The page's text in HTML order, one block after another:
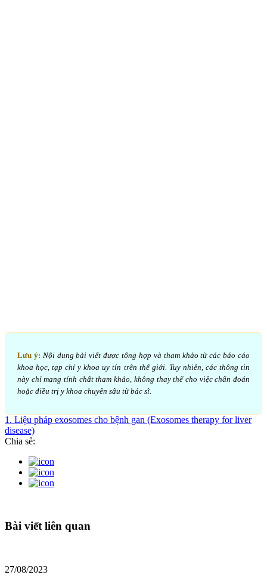
Lưu ý: Nội dung bài viết được tổng hợp và tham khảo từ các báo cáo
khoa học, tạp chí y khoa uy tín trên thế giới. Tuy nhiên, các thông tin
này chỉ mang tính chất tham khảo, không thay thế cho việc chẩn đoán
hoặc điều trị y khoa chuyên sâu từ bác sĩ.
1. Liệu pháp exosomes cho bệnh gan (Exosomes therapy for liver
disease)
Chia sẻ:
Bài viết liên quan
27/08/2023